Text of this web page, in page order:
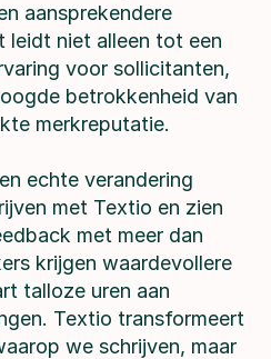
aansprekendere
leidt niet alleen tot een
voor sollicitanten,
betrokkenheid van
merkreputatie.
echte verandering
met Textio en zien
met meer dan
krijgen waardevollere
talloze uren aan
Textio transformeert
we schrijven, maar